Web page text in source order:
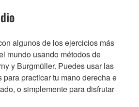
algunos de los ejercicios más
mundo usando métodos de
y Burgmüller. Puedes usar las
practicar tu mano derecha e
o simplemente para disfrutar